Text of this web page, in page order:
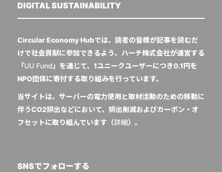
DIGITAL SUSTAINABILITY
Circular Economy Hubでは、読者の皆様が記事を読むだ
けで社会貢献に参加できるよう、ハーチ株式会社が運営する
「UU Fund 」を通じて、1ユニークユーザーにつき0.1円を
NPO団体に寄付する取り組みを行っています。
当サイトは、サーバーの電力使用と取材活動のための移動に
伴うCO2排出などにおいて、排出削減およびカーボン・オ
フセットに取り組んでいます（詳細）。
SNSでフォローする